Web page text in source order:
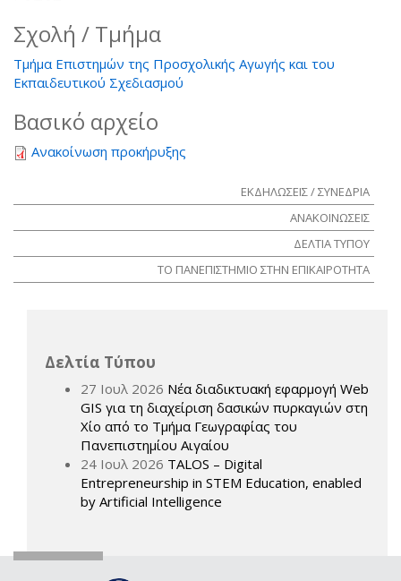
Σχολή / Τμήμα
Τμήμα Επιστημών της Προσχολικής Αγωγής και του
Εκπαιδευτικού Σχεδιασμού
Βασικό αρχείο
Ανακοίνωση προκήρυξης
ΕΚΔΗΛΩΣΕΙΣ / ΣΥΝΕΔΡΙΑ
ΑΝΑΚΟΙΝΩΣΕΙΣ
ΔΕΛΤΙΑ ΤΥΠΟΥ
ΤΟ ΠΑΝΕΠΙΣΤΗΜΙΟ ΣΤΗΝ ΕΠΙΚΑΙΡΟΤΗΤΑ
Δελτία Τύπου
27 Ιουλ 2026 Νέα διαδικτυακή εφαρμογή Web
GIS για τη διαχείριση δασικών πυρκαγιών στη
Χίο από το Τμήμα Γεωγραφίας του
Πανεπιστημίου Αιγαίου
24 Ιουλ 2026 TALOS – Digital
Entrepreneurship in STEM Education, enabled
by Artificial Intelligence